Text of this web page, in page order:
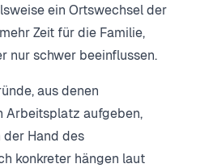
ein Ortswechsel der
Zeit für die Familie,
nur schwer beeinflussen.
aus denen
Arbeitsplatz aufgeben,
Hand des
konkreter hängen laut